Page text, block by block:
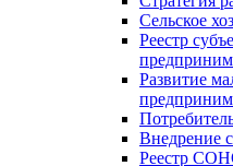
Сельское
Реестр
Развитие
Внедрение
Реестр